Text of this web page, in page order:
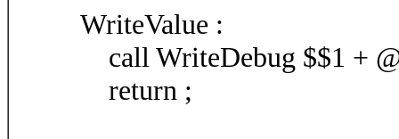
WriteValue :
call WriteDebug $$1 +
return ;